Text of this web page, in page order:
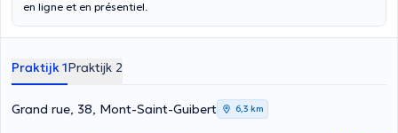
en ligne et en présentiel.
Praktijk 1Praktijk 2
Grand rue, 38, Mont-Saint-Guibert 6,3 km